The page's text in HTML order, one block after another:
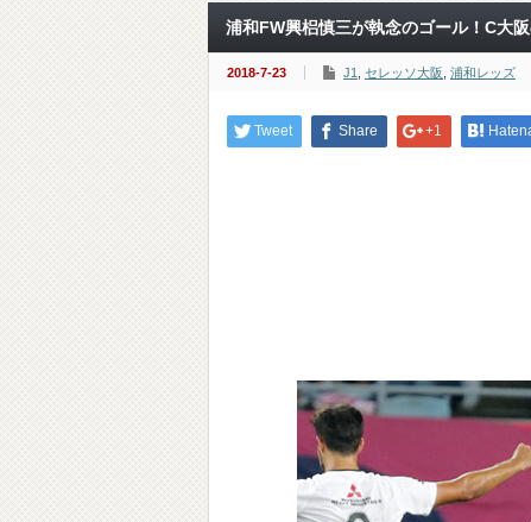
浦和FW興梠慎三が執念のゴール！C
2018-7-23 J1 セレッソ大阪 浦和レッズ
Tweet Share +1